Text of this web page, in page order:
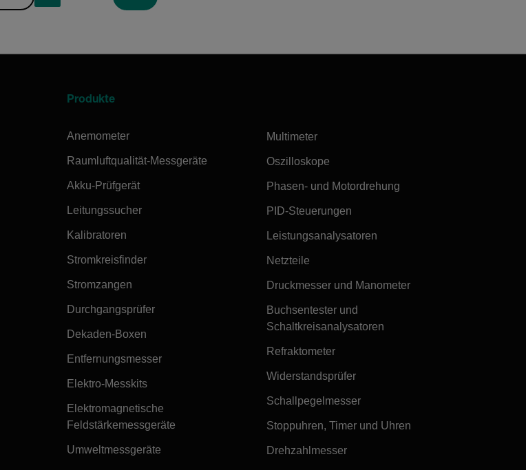
Produkte
Anemometer
Raumluftqualität-Messgeräte
Akku-Prüfgerät
Leitungssucher
Kalibratoren
Stromkreisfinder
Stromzangen
Durchgangsprüfer
Dekaden-Boxen
Entfernungsmesser
Elektro-Messkits
Elektromagnetische
Feldstärkemessgeräte
Umweltmessgeräte
Multimeter
Oszilloskope
Phasen- und Motordrehung
PID-Steuerungen
Leistungsanalysatoren
Netzteile
Druckmesser und Manometer
Buchsentester und
Schaltkreisanalysatoren
Refraktometer
Widerstandsprüfer
Schallpegelmesser
Stoppuhren, Timer und Uhren
Drehzahlmesser